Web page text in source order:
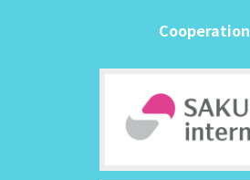
Cooperation